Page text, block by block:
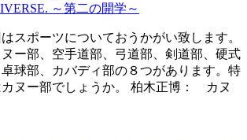
～第二の開学～
スポーツについておうかがい致します。
ー部、空手道部、弓道部、剣道部、硬式
球部、カバディ部の８つがあります。特
ヌー部でしょうか。 柏木正博： カヌ